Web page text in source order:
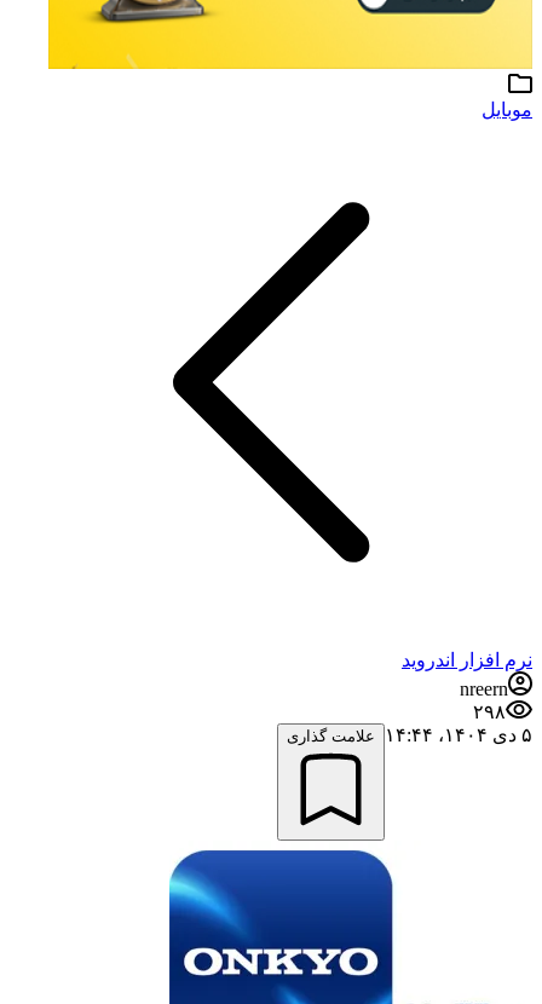
موبایل
نرم افزار اندروید
nreern
۲۹۸
۵ دی ۱۴۰۴،‏ ۱۴:۴۴
علامت گذاری